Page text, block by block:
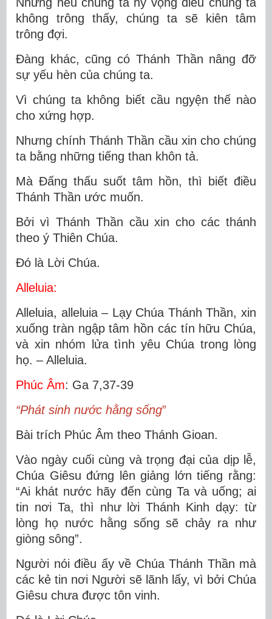
không trông thấy, chúng ta sẽ kiên tâm
trông đợi.
Ðàng khác, cũng có Thánh Thần nâng đỡ
sự yếu hèn của chúng ta.
Vì chúng ta không biết cầu ngyện thế nào
cho xứng hợp.
Nhưng chính Thánh Thần cầu xin cho chúng
ta bằng những tiếng than khôn tả.
Mà Ðấng thấu suốt tâm hồn, thì biết điều
Thánh Thần ước muốn.
Bởi vì Thánh Thần cầu xin cho các thánh
theo ý Thiên Chúa.
Ðó là Lời Chúa.
Alleluia:
Alleluia, alleluia – Lạy Chúa Thánh Thần, xin
xuống tràn ngập tâm hồn các tín hữu Chúa,
và xin nhóm lửa tình yêu Chúa trong lòng
họ. – Alleluia.
Phúc Âm: Ga 7,37-39
“Phát sinh nước hằng sống”
Bài trích Phúc Âm theo Thánh Gioan.
Vào ngày cuối cùng và trọng đại của dịp lễ,
Chúa Giêsu đứng lên giảng lớn tiếng rằng:
“Ai khát nước hãy đến cùng Ta và uống; ai
tin nơi Ta, thì như lời Thánh Kinh dạy: từ
lòng họ nước hằng sống sẽ chảy ra như
giòng sông”.
Người nói điều ấy về Chúa Thánh Thần mà
các kẻ tin nơi Người sẽ lãnh lấy, vì bởi Chúa
Giêsu chưa được tôn vinh.